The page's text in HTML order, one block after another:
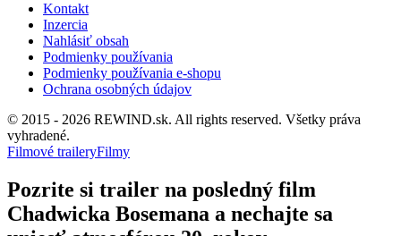
Kontakt
Inzercia
Nahlásiť obsah
Podmienky používania
Podmienky používania e-shopu
Ochrana osobných údajov
© 2015 - 2026 REWIND.sk. All rights reserved. Všetky práva
vyhradené.
Filmové traileryFilmy
Pozrite si trailer na posledný film
Chadwicka Bosemana a nechajte sa